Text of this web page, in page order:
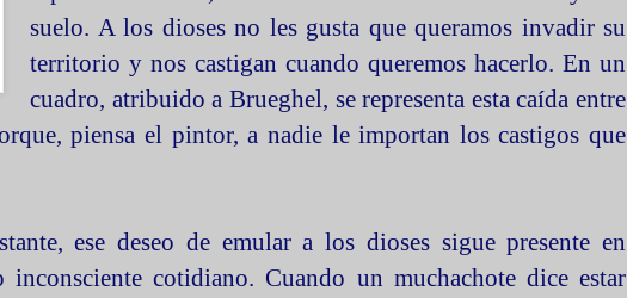
suelo. A los dioses no les gusta que queramos invadir su
territorio y nos castigan cuando queremos hacerlo. En un
cuadro, atribuido a Brueghel, se representa esta caída entre
piensa el pintor, a nadie le importan los castigos que
ese deseo de emular a los dioses sigue presente en
inconsciente cotidiano. Cuando un muchachote dice estar